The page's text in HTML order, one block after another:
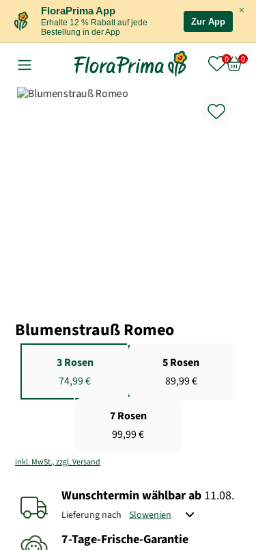
×
FloraPrima App
Erhalte 12 % Rabatt auf jede
Bestellung in der App
Zur App
Blumenstrauß Romeo
3 Rosen
74,99 €
5 Rosen
89,99 €
7 Rosen
99,99 €
inkl. MwSt., zzgl. Versand
Wunschtermin wählbarab 11.08.
Lieferung nach
7-Tage-Frische-Garantie